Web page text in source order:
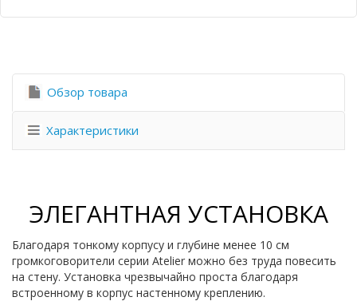
Обзор товара
Характеристики
ЭЛЕГАНТНАЯ УСТАНОВКА
Благодаря тонкому корпусу и глубине менее 10 см
громкоговорители серии Atelier можно без труда повесить
на стену. Установка чрезвычайно проста благодаря
встроенному в корпус настенному креплению.